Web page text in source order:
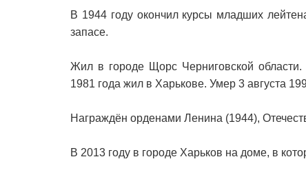
В 1944 году окончил курсы младших
запасе.
Жил в городе Щорс Черниговской
1981 года жил в Харькове. Умер 3 августа
Награждён орденами Ленина (1944),
В 2013 году в городе Харьков на доме, в